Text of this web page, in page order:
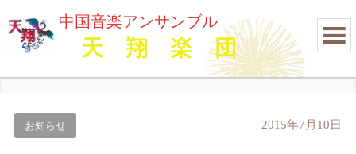
中国音楽アンサンブル
天 翔 楽 団
お知らせ 2015年7月10日